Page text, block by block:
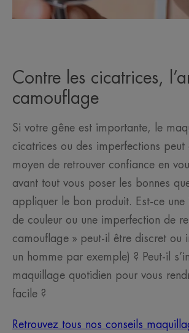
Contre les cicatrices,
camouflage
Si votre gêne est importante, le
cicatrices ou des imperfections peut
moyen de retrouver confiance en
avant tout vous poser les bonnes
appliquer le bon produit. Est-ce une
de couleur ou une imperfection de
camouflage » peut-il être discret ou
un homme par exemple) ? Peut-il
maquillage quotidien pour vous
facile ?
Retrouvez tous nos conseils